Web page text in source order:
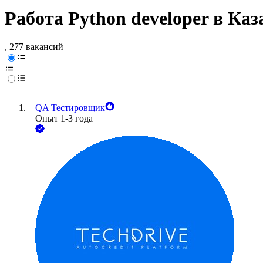
Работа Python developer в
, 277 вакансий
QA Тестировщик
Опыт 1-3 года